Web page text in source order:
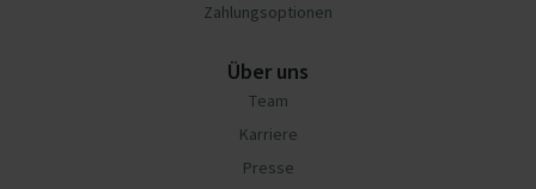
Zahlungsoptionen
Über uns
Team
Karriere
Presse